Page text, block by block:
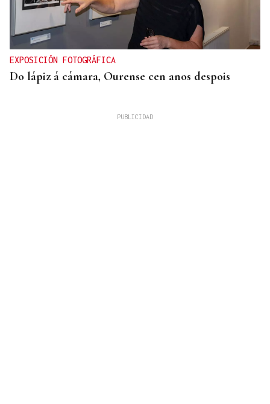
EXPOSICIÓN FOTOGRÁFICA
Do lápiz á cámara, Ourense cen anos despois